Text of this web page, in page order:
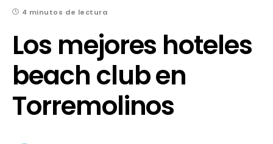
4 minutos de lectura
Los mejores hoteles
beach club en
Torremolinos